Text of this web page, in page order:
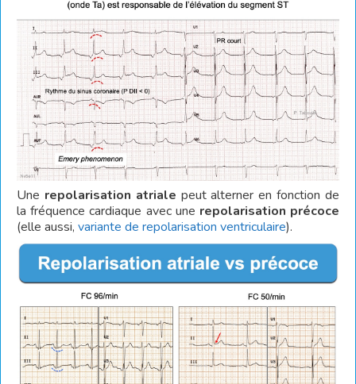
Une repolarisation atriale peut alterner en fonction de
la fréquence cardiaque avec une repolarisation précoce
(elle aussi, variante de repolarisation ventriculaire).